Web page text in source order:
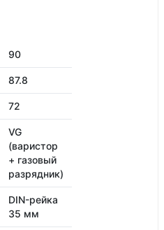
90
87.8
72
VG
(варистор
+ газовый
разрядник)
DIN-рейка
35 мм